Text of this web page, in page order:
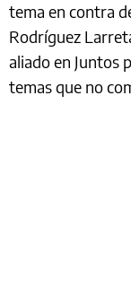
tema en contra
Rodríguez
aliado en Juntos
temas que no